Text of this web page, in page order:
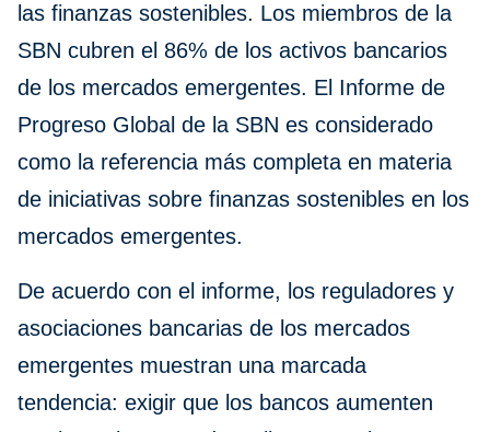
las finanzas sostenibles. Los miembros de la
SBN cubren el 86% de los activos bancarios
de los mercados emergentes. El Informe de
Progreso Global de la SBN es considerado
como la referencia más completa en materia
de iniciativas sobre finanzas sostenibles en los
mercados emergentes.
De acuerdo con el informe, los reguladores y
asociaciones bancarias de los mercados
emergentes muestran una marcada
tendencia: exigir que los bancos aumenten